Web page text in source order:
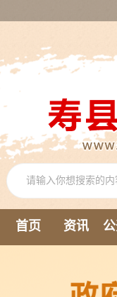
首页 资讯